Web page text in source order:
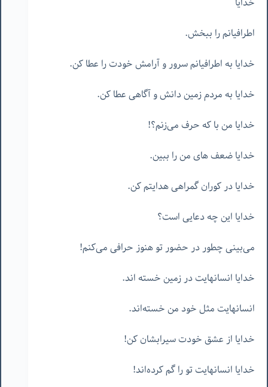
اطرافیانم را ببخش.
خدایا به اطرافیانم سرور و آرامش خودت را عطا کن.
خدایا به مردم زمین دانش و آگاهی عطا کن.
خدایا من با که حرف می‌زنم؟!
خدایا ضعف های من را ببین.
خدایا در کوران گمراهی هدایتم کن.
خدایا این چه دعایی است؟
می‌بینی چطور در حضور تو هنوز حرافی می‌کنم!
خدایا انسانهایت در زمین خسته اند.
انسانهایت مثل خود من خسته‌اند.
خدایا از عشق خودت سیرابشان کن!
خدایا انسانهایت تو را گم کرده‌اند!